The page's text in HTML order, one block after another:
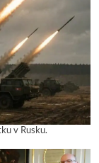
v Rusku.